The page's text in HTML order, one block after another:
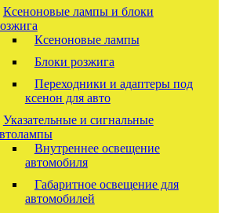
Ксеноновые лампы и блоки
Ксеноновые лампы
Блоки розжига
Переходники и адаптеры под
ксенон для авто
Указательные и сигнальные
Внутреннее освещение
автомобиля
Габаритное освещение для
автомобилей